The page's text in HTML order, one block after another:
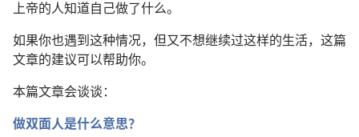
上帝的人知道自己做了什么。
如果你也遇到这种情况，但又不想继续过这样的生活，这篇
文章的建议可以帮助你。
本篇文章会谈谈：
做双面人是什么意思？